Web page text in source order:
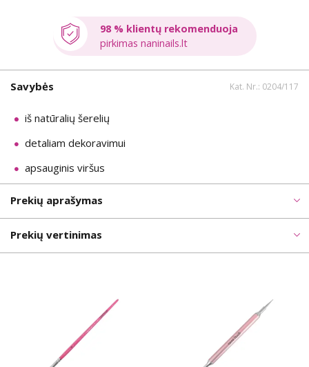
98 % klientų rekomenduoja
pirkimas naninails.lt
Savybės Kat. Nr.: 0204/117
iš natūralių šerelių
detaliam dekoravimui
apsauginis viršus
Prekių aprašymas
Prekių vertinimas